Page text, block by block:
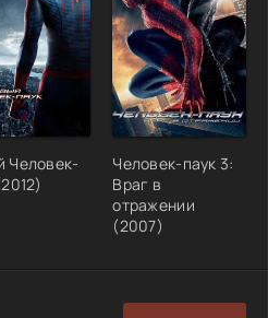
Человек-
Человек-паук 3:
Враг в
отражении
(2007)